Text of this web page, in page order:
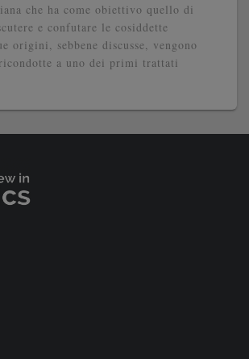
che ha come obiettivo quello di
e confutare le cosiddette
origini, sebbene discusse, vengono
a uno dei primi trattati